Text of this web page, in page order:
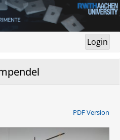
PDF Version